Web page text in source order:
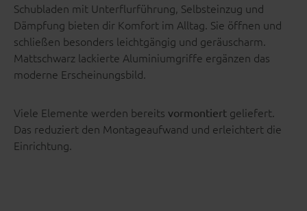
Schubladen mit Unterflurführung, Selbsteinzug und
Dämpfung bieten dir Komfort im Alltag. Sie öffnen und
schließen besonders leichtgängig und geräuscharm.
Mattschwarz lackierte Aluminiumgriffe ergänzen das
moderne Erscheinungsbild.
Viele Elemente werden bereits vormontiert geliefert.
Das reduziert den Montageaufwand und erleichtert die
Einrichtung.